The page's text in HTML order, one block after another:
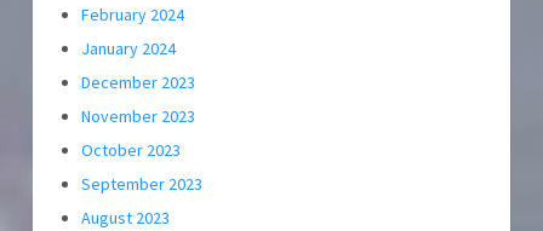
February 2024
January 2024
December 2023
November 2023
October 2023
September 2023
August 2023